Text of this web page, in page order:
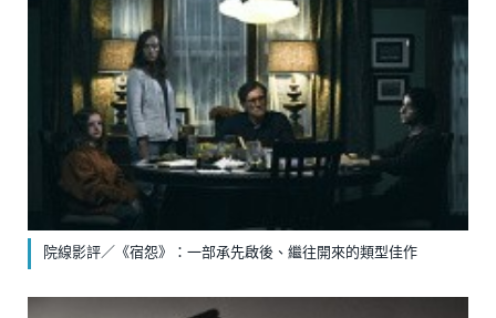
院線影評／《宿怨》：一部承先啟後、繼往開來的類型佳作